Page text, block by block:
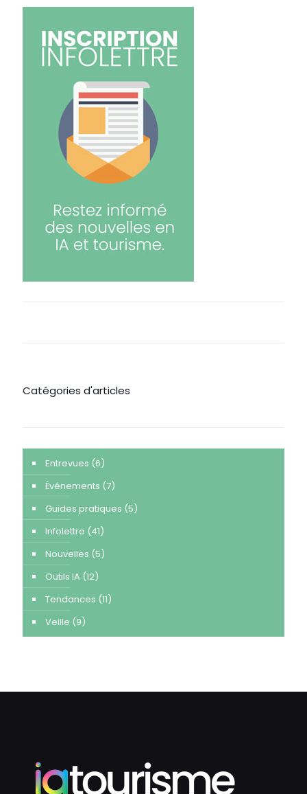
Catégories d'articles
Entrevues (6)
Événements (7)
Guides pratiques (5)
Infolettre (41)
Nouvelles (5)
Outils IA (12)
Tendances (11)
Veille (9)